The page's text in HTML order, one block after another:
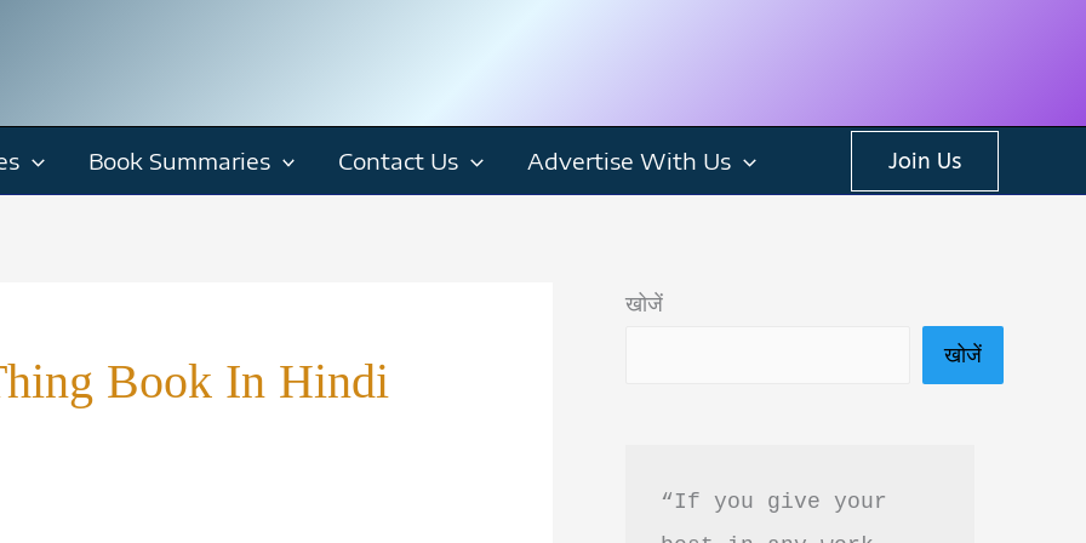
Book Summaries Contact Us Advertise With Us Join Us
Book In Hindi
खोजें
खोजें
“If you give your